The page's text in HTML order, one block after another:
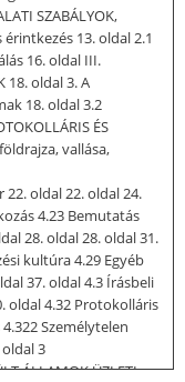
SZABÁLYOK,
érintkezés 13. oldal 2.1
16. oldal III.
18. oldal 3. A
18. oldal 3.2
ÉS
vallása,
oldal 22. oldal 24.
4.23 Bemutatás
28. oldal 28. oldal 31.
kultúra 4.29 Egyéb
37. oldal 4.3 Írásbeli
oldal 4.32 Protokolláris
Személytelen
3
ÁLLAMOK ÜZLETI